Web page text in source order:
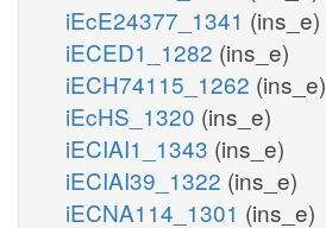
iEcE24377_1341 (ins_e)
iECED1_1282 (ins_e)
iECH74115_1262 (ins_e)
iEcHS_1320 (ins_e)
iECIAI1_1343 (ins_e)
iECIAI39_1322 (ins_e)
iECNA114_1301 (ins_e)